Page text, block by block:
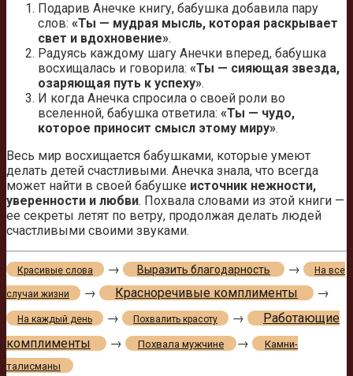
Подарив Анечке книгу, бабушка добавила пару
слов: «Ты — мудрая мысль, которая раскрывает
свет и вдохновение».
Радуясь каждому шагу Анечки вперед, бабушка
восхищалась и говорила: «Ты — сияющая звезда,
озаряющая путь к успеху».
И когда Анечка спросила о своей роли во
вселенной, бабушка ответила: «Ты — чудо,
которое приносит смысл этому миру».
Весь мир восхищается бабушками, которые умеют
делать детей счастливыми. Анечка знала, что всегда
может найти в своей бабушке источник нежности,
уверенности и любви. Похвала словами из этой книги —
ее секреты летят по ветру, продолжая делать людей
счастливыми своими звуками.
Красивые слова → Выразить благодарность → На все
случаи жизни → Красноречивые комплименты →
На каждый день → Похвалить красоту →
Работающие
комплименты
→ Похвала мужчине →
Камни-
талисманы